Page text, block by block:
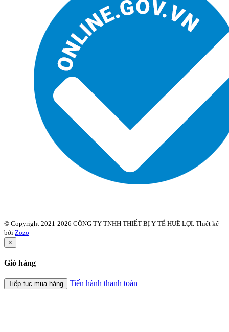
© Copyright 2021-2026 CÔNG TY TNHH THIẾT BỊ Y TẾ HUÊ LỢI. Thiết kế
bởi Zozo
×
Giỏ hàng
Tiếp tục mua hàng Tiến hành thanh toán